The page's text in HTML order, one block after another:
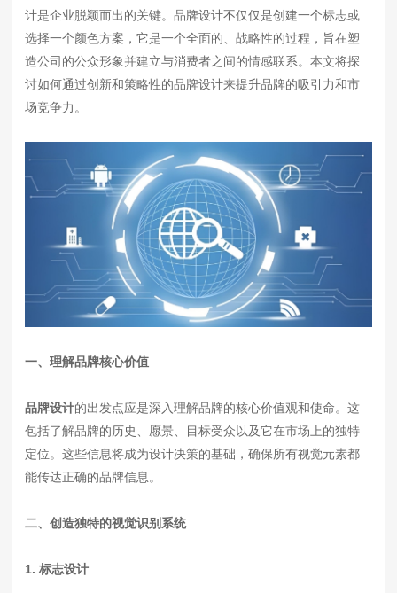
计是企业脱颖而出的关键。品牌设计不仅仅是创建一个标志或
选择一个颜色方案，它是一个全面的、战略性的过程，旨在塑
造公司的公众形象并建立与消费者之间的情感联系。本文将探
讨如何通过创新和策略性的品牌设计来提升品牌的吸引力和市
场竞争力。
一、理解品牌核心价值
品牌设计的出发点应是深入理解品牌的核心价值观和使命。这
包括了解品牌的历史、愿景、目标受众以及它在市场上的独特
定位。这些信息将成为设计决策的基础，确保所有视觉元素都
能传达正确的品牌信息。
二、创造独特的视觉识别系统
1. 标志设计